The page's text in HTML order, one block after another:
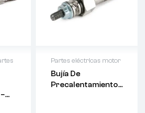
Partes eléctricas motor
Bujía De
Precalentamiento